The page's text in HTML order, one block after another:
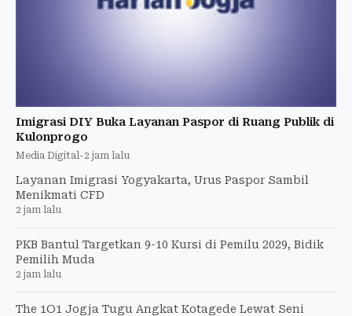
Imigrasi DIY Buka Layanan Paspor di Ruang Publik di
Kulonprogo
Media Digital-2 jam lalu
Layanan Imigrasi Yogyakarta, Urus Paspor Sambil
Menikmati CFD
2 jam lalu
PKB Bantul Targetkan 9-10 Kursi di Pemilu 2029, Bidik
Pemilih Muda
2 jam lalu
The 1O1 Jogja Tugu Angkat Kotagede Lewat Seni